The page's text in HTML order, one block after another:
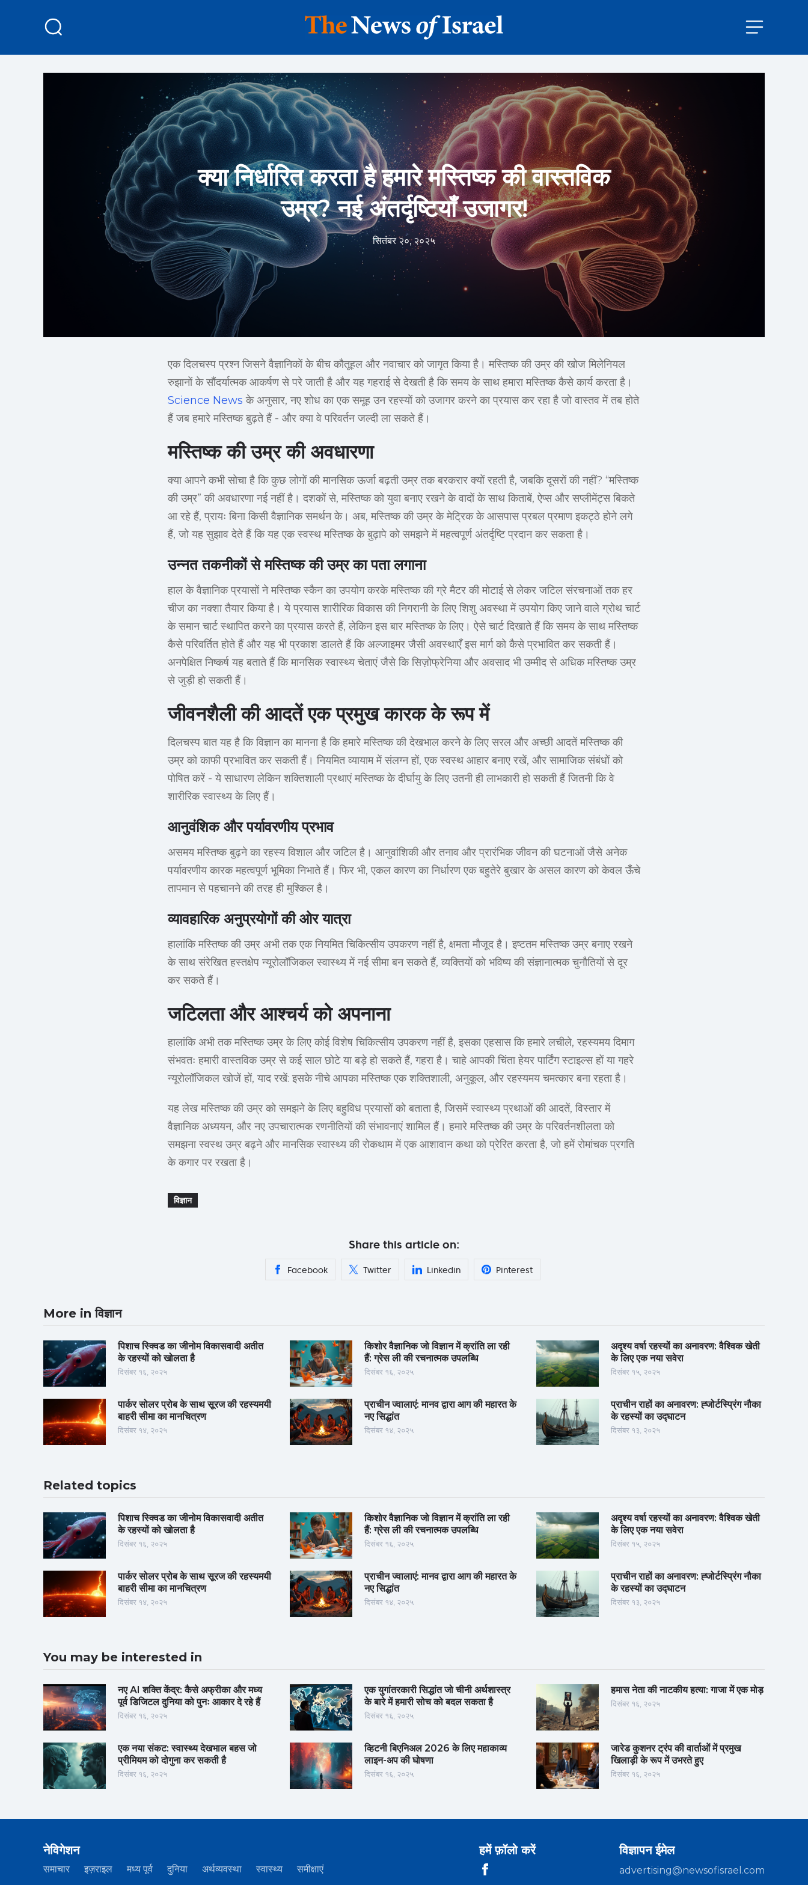
क्या निर्धारित करता है हमारे मस्तिष्क की वास्तविक
उम्र? नई अंतर्दृष्टियाँ उजागर!
सितंबर २०, २०२५
एक दिलचस्प प्रश्न जिसने वैज्ञानिकों के बीच कौतूहल और नवाचार को जागृत किया है। मस्तिष्क की उम्र की खोज मिलेनियल
रुझानों के सौंदर्यात्मक आकर्षण से परे जाती है और यह गहराई से देखती है कि समय के साथ हमारा मस्तिष्क कैसे कार्य करता है।
Science News के अनुसार, नए शोध का एक समूह उन रहस्यों को उजागर करने का प्रयास कर रहा है जो वास्तव में तब होते
हैं जब हमारे मस्तिष्क बुढ़ते हैं - और क्या वे परिवर्तन जल्दी ला सकते हैं।
मस्तिष्क की उम्र की अवधारणा
क्या आपने कभी सोचा है कि कुछ लोगों की मानसिक ऊर्जा बढ़ती उम्र तक बरकरार क्यों रहती है, जबकि दूसरों की नहीं? “मस्तिष्क
की उम्र” की अवधारणा नई नहीं है। दशकों से, मस्तिष्क को युवा बनाए रखने के वादों के साथ किताबें, ऐप्स और सप्लीमेंट्स बिकते
आ रहे हैं, प्रायः बिना किसी वैज्ञानिक समर्थन के। अब, मस्तिष्क की उम्र के मेट्रिक के आसपास प्रबल प्रमाण इकट्ठे होने लगे
हैं, जो यह सुझाव देते हैं कि यह एक स्वस्थ मस्तिष्क के बुढ़ापे को समझने में महत्वपूर्ण अंतर्दृष्टि प्रदान कर सकता है।
उन्नत तकनीकों से मस्तिष्क की उम्र का पता लगाना
हाल के वैज्ञानिक प्रयासों ने मस्तिष्क स्कैन का उपयोग करके मस्तिष्क की ग्रे मैटर की मोटाई से लेकर जटिल संरचनाओं तक हर
चीज का नक्शा तैयार किया है। ये प्रयास शारीरिक विकास की निगरानी के लिए शिशु अवस्था में उपयोग किए जाने वाले ग्रोथ चार्ट
के समान चार्ट स्थापित करने का प्रयास करते हैं, लेकिन इस बार मस्तिष्क के लिए। ऐसे चार्ट दिखाते हैं कि समय के साथ मस्तिष्क
कैसे परिवर्तित होते हैं और यह भी प्रकाश डालते हैं कि अल्जाइमर जैसी अवस्थाएँ इस मार्ग को कैसे प्रभावित कर सकती हैं।
अनपेक्षित निष्कर्ष यह बताते हैं कि मानसिक स्वास्थ्य चेताएं जैसे कि सिज़ोफ्रेनिया और अवसाद भी उम्मीद से अधिक मस्तिष्क उम्र
से जुड़ी हो सकती हैं।
जीवनशैली की आदतें एक प्रमुख कारक के रूप में
दिलचस्प बात यह है कि विज्ञान का मानना है कि हमारे मस्तिष्क की देखभाल करने के लिए सरल और अच्छी आदतें मस्तिष्क की
उम्र को काफी प्रभावित कर सकती हैं। नियमित व्यायाम में संलग्न हों, एक स्वस्थ आहार बनाए रखें, और सामाजिक संबंधों को
पोषित करें - ये साधारण लेकिन शक्तिशाली प्रथाएं मस्तिष्क के दीर्घायु के लिए उतनी ही लाभकारी हो सकती हैं जितनी कि वे
शारीरिक स्वास्थ्य के लिए हैं।
आनुवंशिक और पर्यावरणीय प्रभाव
असमय मस्तिष्क बुढ़ने का रहस्य विशाल और जटिल है। आनुवांशिकी और तनाव और प्रारंभिक जीवन की घटनाओं जैसे अनेक
पर्यावरणीय कारक महत्वपूर्ण भूमिका निभाते हैं। फिर भी, एकल कारण का निर्धारण एक बहुतेरे बुखार के असल कारण को केवल ऊँचे
तापमान से पहचानने की तरह ही मुश्किल है।
व्यावहारिक अनुप्रयोगों की ओर यात्रा
हालांकि मस्तिष्क की उम्र अभी तक एक नियमित चिकित्सीय उपकरण नहीं है, क्षमता मौजूद है। इष्टतम मस्तिष्क उम्र बनाए रखने
के साथ संरेखित हस्तक्षेप न्यूरोलॉजिकल स्वास्थ्य में नई सीमा बन सकते हैं, व्यक्तियों को भविष्य की संज्ञानात्मक चुनौतियों से दूर
कर सकते हैं।
जटिलता और आश्चर्य को अपनाना
हालांकि अभी तक मस्तिष्क उम्र के लिए कोई विशेष चिकित्सीय उपकरण नहीं है, इसका एहसास कि हमारे लचीले, रहस्यमय दिमाग
संभवतः हमारी वास्तविक उम्र से कई साल छोटे या बड़े हो सकते हैं, गहरा है। चाहे आपकी चिंता हेयर पार्टिंग स्टाइल्स हों या गहरे
न्यूरोलॉजिकल खोजें हों, याद रखें: इसके नीचे आपका मस्तिष्क एक शक्तिशाली, अनुकूल, और रहस्यमय चमत्कार बना रहता है।
यह लेख मस्तिष्क की उम्र को समझने के लिए बहुविध प्रयासों को बताता है, जिसमें स्वास्थ्य प्रथाओं की आदतें, विस्तार में
वैज्ञानिक अध्ययन, और नए उपचारात्मक रणनीतियों की संभावनाएं शामिल हैं। हमारे मस्तिष्क की उम्र के परिवर्तनशीलता को
समझना स्वस्थ उम्र बढ़ने और मानसिक स्वास्थ्य की रोकथाम में एक आशावान कथा को प्रेरित करता है, जो हमें रोमांचक प्रगति
के कगार पर रखता है।
विज्ञान
Share this article on:
Facebook Twitter Linkedin Pinterest
More in विज्ञान
पिशाच स्क्विड का जीनोम विकासवादी अतीत
के रहस्यों को खोलता है
दिसंबर १६, २०२५
किशोर वैज्ञानिक जो विज्ञान में क्रांति ला रही
हैं: ग्रेस ली की रचनात्मक उपलब्धि
दिसंबर १६, २०२५
अदृश्य वर्षा रहस्यों का अनावरण: वैश्विक खेती
के लिए एक नया सवेरा
दिसंबर १५, २०२५
पार्कर सोलर प्रोब के साथ सूरज की रहस्यमयी
बाहरी सीमा का मानचित्रण
दिसंबर १४, २०२५
प्राचीन ज्वालाएं: मानव द्वारा आग की महारत के
नए सिद्धांत
दिसंबर १४, २०२५
प्राचीन राहों का अनावरण: ह्जोर्टस्प्रिंग नौका
के रहस्यों का उद्घाटन
दिसंबर १३, २०२५
Related topics
पिशाच स्क्विड का जीनोम विकासवादी अतीत
के रहस्यों को खोलता है
दिसंबर १६, २०२५
किशोर वैज्ञानिक जो विज्ञान में क्रांति ला रही
हैं: ग्रेस ली की रचनात्मक उपलब्धि
दिसंबर १६, २०२५
अदृश्य वर्षा रहस्यों का अनावरण: वैश्विक खेती
के लिए एक नया सवेरा
दिसंबर १५, २०२५
पार्कर सोलर प्रोब के साथ सूरज की रहस्यमयी
बाहरी सीमा का मानचित्रण
दिसंबर १४, २०२५
प्राचीन ज्वालाएं: मानव द्वारा आग की महारत के
नए सिद्धांत
दिसंबर १४, २०२५
प्राचीन राहों का अनावरण: ह्जोर्टस्प्रिंग नौका
के रहस्यों का उद्घाटन
दिसंबर १३, २०२५
You may be interested in
नए AI शक्ति केंद्र: कैसे अफ्रीका और मध्य
पूर्व डिजिटल दुनिया को पुनः आकार दे रहे हैं
दिसंबर १६, २०२५
एक युगांतरकारी सिद्धांत जो चीनी अर्थशास्त्र
के बारे में हमारी सोच को बदल सकता है
दिसंबर १६, २०२५
हमास नेता की नाटकीय हत्या: गाजा में एक मोड़
दिसंबर १६, २०२५
एक नया संकट: स्वास्थ्य देखभाल बहस जो
प्रीमियम को दोगुना कर सकती है
दिसंबर १६, २०२५
व्हिटनी बिएनिअल 2026 के लिए महाकाव्य
लाइन-अप की घोषणा
दिसंबर १६, २०२५
जारेड कुशनर ट्रंप की वार्ताओं में प्रमुख
खिलाड़ी के रूप में उभरते हुए
दिसंबर १६, २०२५
नेविगेशन
समाचार इज़राइल मध्य पूर्व दुनिया अर्थव्यवस्था स्वास्थ्य समीक्षाएं
हमें फ़ॉलो करें विज्ञापन ईमेल
advertising@newsofisrael.com